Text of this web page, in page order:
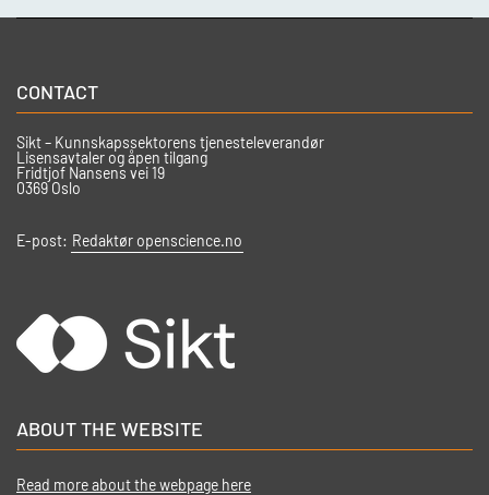
CONTACT
Sikt – Kunnskapssektorens tjenesteleverandør
Lisensavtaler og åpen tilgang
Fridtjof Nansens vei 19
0369 Oslo
E-post: Redaktør openscience.no
ABOUT THE WEBSITE
Read more about the webpage here